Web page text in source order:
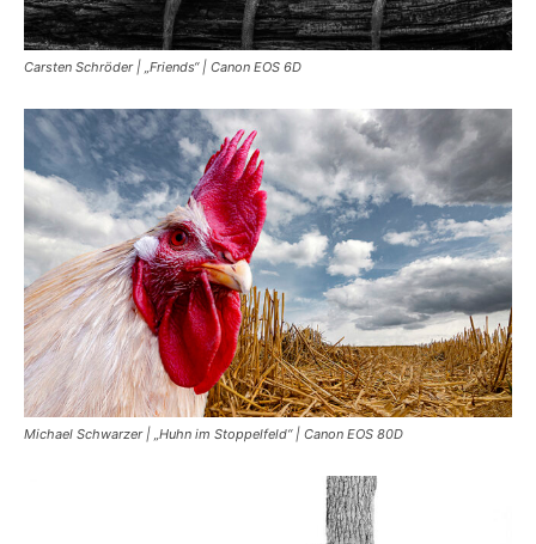
Carsten Schröder | „Friends“ | Canon EOS 6D
Michael Schwarzer | „Huhn im Stoppelfeld“ | Canon EOS 80D